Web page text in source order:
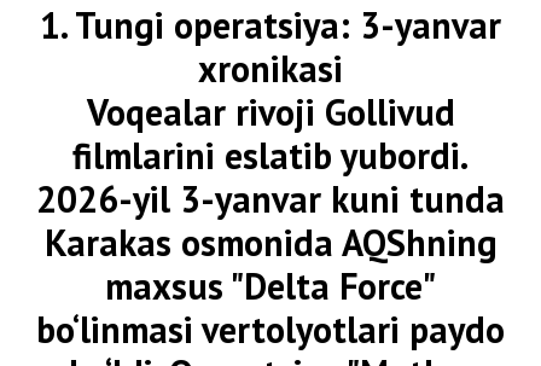
1. Tungi operatsiya: 3-yanvar
xronikasi
Voqealar rivoji Gollivud
filmlarini eslatib yubordi.
2026-yil 3-yanvar kuni tunda
Karakas osmonida AQShning
maxsus "Delta Force"
bo‘linmasi vertolyotlari paydo